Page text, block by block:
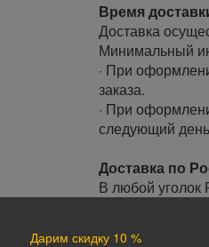
Время
Доставка
Минимальный
· При
заказа.
· При
следующий
Доставка по
В любой уголок
Почта России,
Стоимость
Дарим скидку 10 %